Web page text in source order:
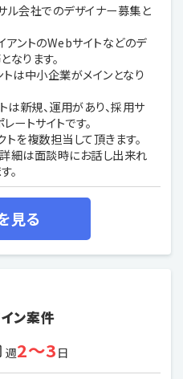
ル会社でのデザイナー募集と
アントのWebサイトなどのデ
なります。
トは中小企業がメインとなり
は新規、運用があり、採用サ
レートサイトです。
トを複数担当して頂きます。
細は面談時にお話し出来れ
。
見る
ン案件
週2〜3日